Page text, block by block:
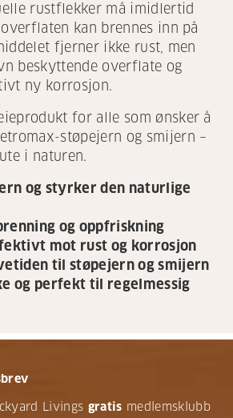
rustflekker må imidlertid
kan brennes inn på
fjerner ikke rust, men
beskyttende overflate og
ny korrosjon.
for alle som ønsker å
støpejern og smijern –
i naturen.
og styrker den naturlige
og oppfriskning
mot rust og korrosjon
til støpejern og smijern
og perfekt til regelmessig
Livings gratis medlemsklubb